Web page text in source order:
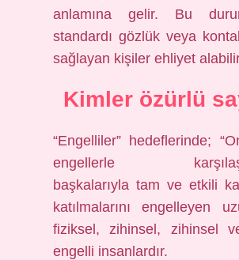
anlamına gelir. Bu
standardı gözlük veya
sağlayan kişiler ehliyet
Kimler özürlü
“Engelliler” hedeflerinde;
engellerle
başkalarıyla tam ve etkili
katılmalarını engelleyen
fiziksel, zihinsel, zihinsel
engelli insanlardır.